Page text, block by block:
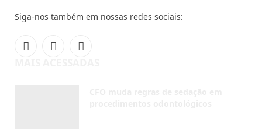
Siga-nos também em nossas redes sociais:
FacebookInstagramYouTube